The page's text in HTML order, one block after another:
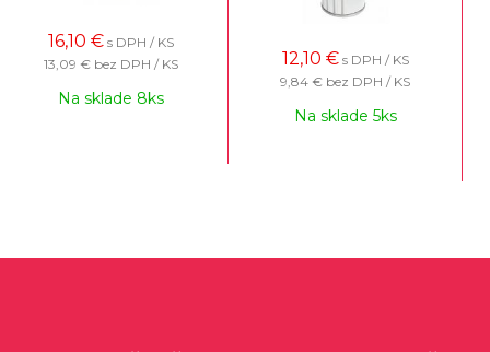
16,10 € s DPH / KS
13,09 € bez DPH / KS
Na sklade 8ks
12,10 € s DPH / KS
9,84 € bez DPH / KS
Na sklade 5ks